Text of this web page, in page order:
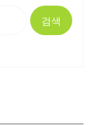
검색